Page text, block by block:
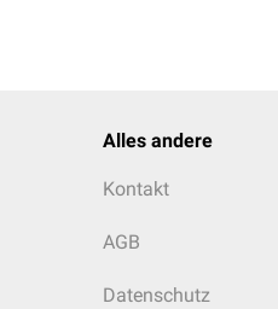
Geburt und
Alles andere
Kontakt
AGB
Datenschutz